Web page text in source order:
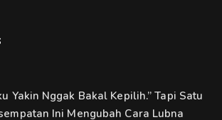
Yakin Nggak Bakal Kepilih.” Tapi Satu
Ini Mengubah Cara Lubna